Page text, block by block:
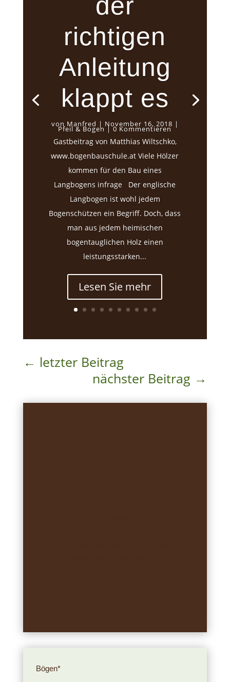
der
richtigen
Anleitung
klappt es
von Manfred | November 16, 2018 |
Pfeil & Bogen| 0 Kommentieren
Gastbeitrag von Matthias Wiltschko,
www.bogenbauschule.at Viele Hölzer
kommen für den Bau eines
Langbogens infrage Der englische
Langbogen ist wohl jedem
Bogenschützen ein Begriff. Doch, dass
man aus jedem heimischen
bogentauglichen Holz einen
leistungsstarken...
Lesen Sie mehr
← letzter Beitrag
nächster Beitrag →
Bögen*